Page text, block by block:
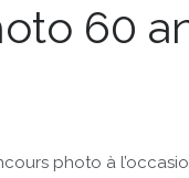
60
photo à